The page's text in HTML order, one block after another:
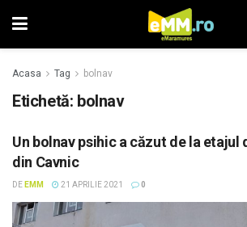
Acasa Tag bolnav
Etichetă: bolnav
Un bolnav psihic a căzut de la etajul
din Cavnic
DE EMM 21 APRILIE 2021 0